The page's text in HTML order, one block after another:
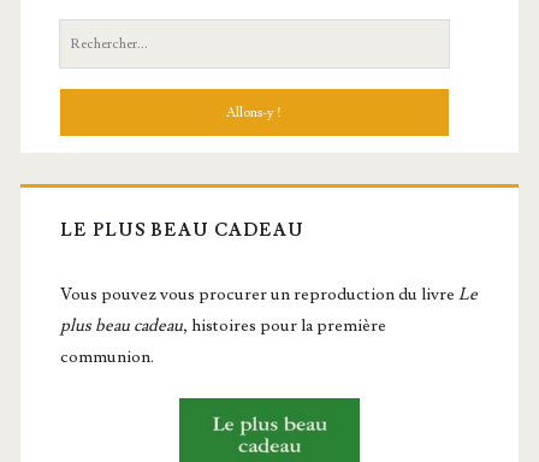
Recherche:
LE PLUS BEAU CADEAU
Vous pou­vez vous pro­cu­rer un repro­duc­tion du livre Le
plus beau cadeau, histoires pour la première
communion.